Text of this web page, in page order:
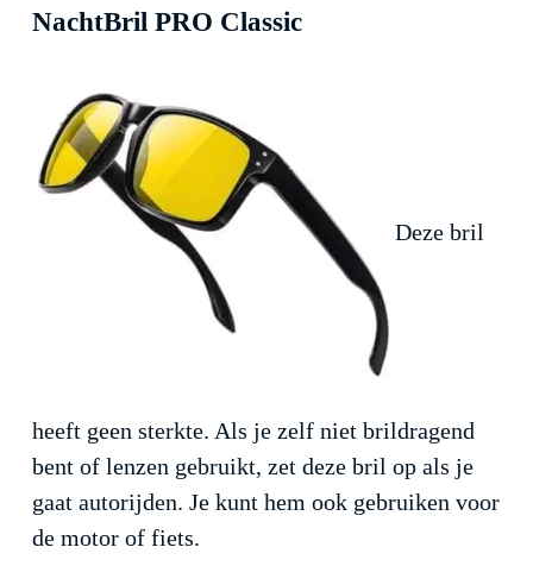
NachtBril PRO Classic
Deze bril
heeft geen sterkte. Als je zelf niet brildragend
bent of lenzen gebruikt, zet deze bril op als je
gaat autorijden. Je kunt hem ook gebruiken voor
de motor of fiets.